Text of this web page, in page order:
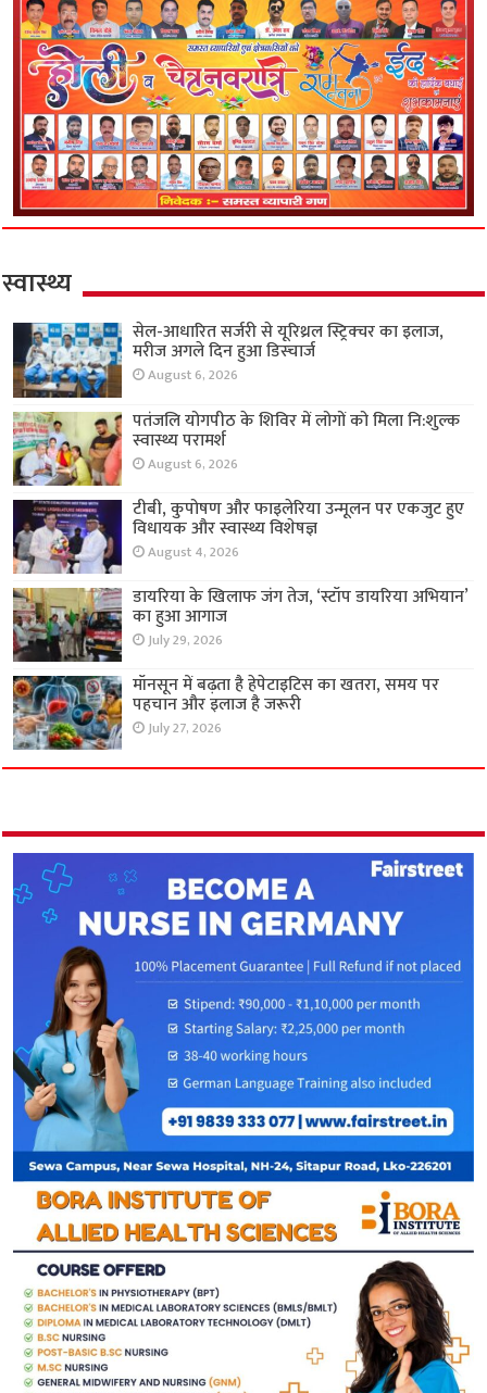
स्वास्थ्य
सेल-आधारित सर्जरी से यूरिथ्रल स्ट्रिक्चर का इलाज,
मरीज अगले दिन हुआ डिस्चार्ज
August 6, 2026
पतंजलि योगपीठ के शिविर में लोगों को मिला नि:शुल्क
स्वास्थ्य परामर्श
August 6, 2026
टीबी, कुपोषण और फाइलेरिया उन्मूलन पर एकजुट हुए
विधायक और स्वास्थ्य विशेषज्ञ
August 4, 2026
डायरिया के खिलाफ जंग तेज, ‘स्टॉप डायरिया अभियान’
का हुआ आगाज
July 29, 2026
मॉनसून में बढ़ता है हेपेटाइटिस का खतरा, समय पर
पहचान और इलाज है जरूरी
July 27, 2026